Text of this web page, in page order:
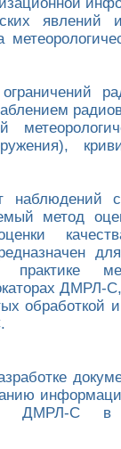
метод
для
ДМРЛ-
обработкой
ДМРЛ-С в